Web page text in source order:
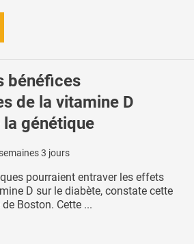
bénéfices
de la vitamine D
génétique
3 jours
pourraient entraver les effets
D sur le diabète, constate cette
Boston. Cette ...